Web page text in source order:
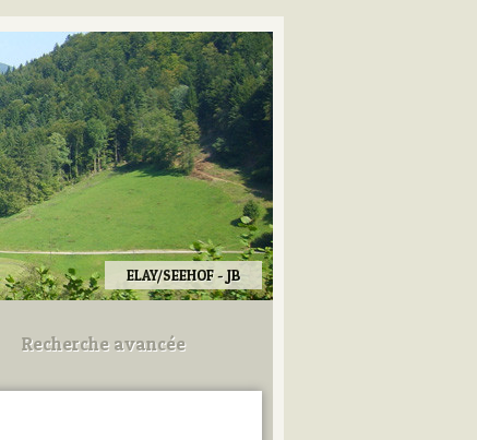
ELAY/SEEHOF - JB
Recherche avancée
Utilisez les champs ci-dessous